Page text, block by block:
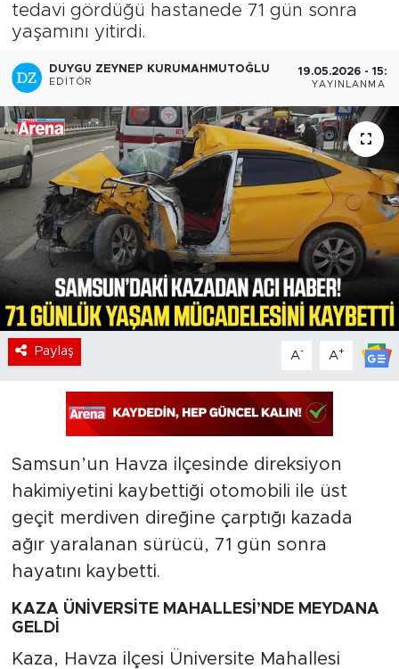
tedavi gördüğü hastanede 71 gün sonra
yaşamını yitirdi.
DUYGU ZEYNEP KURUMAHMUTOĞLU
EDITÖR
19.05.2026 - 15:51
YAYINLANMA
Paylaş A- A+
Samsun’un Havza ilçesinde direksiyon
hakimiyetini kaybettiği otomobili ile üst
geçit merdiven direğine çarptığı kazada
ağır yaralanan sürücü, 71 gün sonra
hayatını kaybetti.
KAZA ÜNİVERSİTE MAHALLESİ’NDE MEYDANA
GELDİ
Kaza, Havza ilçesi Üniversite Mahallesi